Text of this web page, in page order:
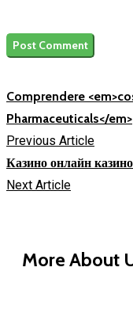
Comprendere
Pharmaceuticals</em>
Previous Article
Казино онлайн
Next Article
More About